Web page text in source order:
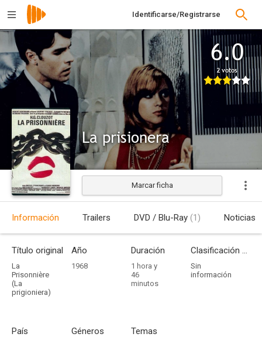
Identificarse/Registrarse
6.0
2 votos
La prisionera
Estrenada
Marcar ficha
Información Trailers DVD / Blu-Ray (1) Noticias
Título original
La
Prisonnière
(La
prigioniera)
Año
1968
Duración
1 hora y
46
minutos
Clasificación por edades
Sin
información
País Géneros Temas